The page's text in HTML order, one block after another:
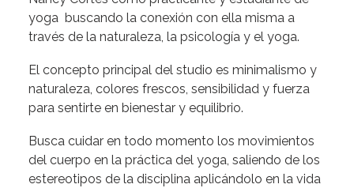
yoga buscando la conexión con ella misma a
través de la naturaleza, la psicología y el yoga.
El concepto principal del studio es minimalismo y
naturaleza, colores frescos, sensibilidad y fuerza
para sentirte en bienestar y equilibrio.
Busca cuidar en todo momento los movimientos
del cuerpo en la práctica del yoga, saliendo de los
estereotipos de la disciplina aplicándolo en la vida